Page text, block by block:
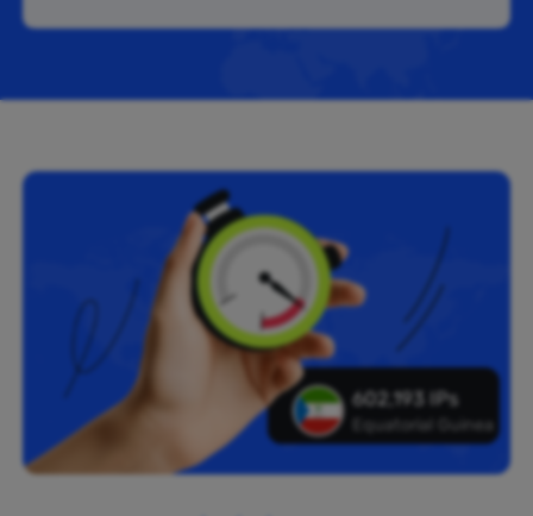
602,193 IPs
Equatorial Guinea